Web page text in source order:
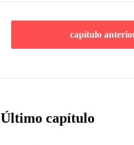
capítulo
Último capítulo